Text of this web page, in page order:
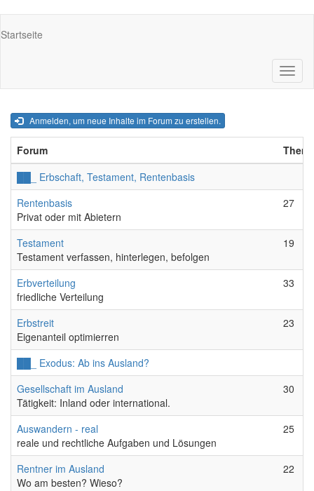
zum
Main
Startseite
Anmelden, um neue Inhalte im Forum zu erstellen.
Forum
Keine neuen Beiträge
██_ Erbschaft, Testament, Rentenbasis
Keine neuen Beiträge
Rentenbasis
Privat oder mit Abietern
27
Keine neuen Beiträge
Testament
Testament verfassen, hinterlegen, befolgen
19
Keine neuen Beiträge
Erbverteilung
friedliche Verteilung
33
Keine neuen Beiträge
Erbstreit
Eigenanteil optimierren
23
Keine neuen Beiträge
██_ Exodus: Ab ins Ausland?
Keine neuen Beiträge
Gesellschaft im Ausland
Tätigkeit: Inland oder international.
30
Keine neuen Beiträge
Auswandern - real
reale und rechtliche Aufgaben und Lösungen
25
Keine neuen Beiträge
Rentner im Ausland
Wo am besten? Wieso?
22